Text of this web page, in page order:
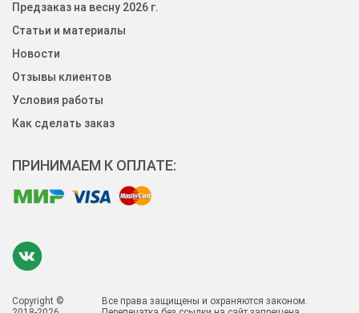
Предзаказ на весну 2026 г.
Статьи и материалы
Новости
Отзывы клиентов
Условия работы
Как сделать заказ
ПРИНИМАЕМ К ОПЛАТЕ:
Copyright ©
Все права защищены и охраняются законом.